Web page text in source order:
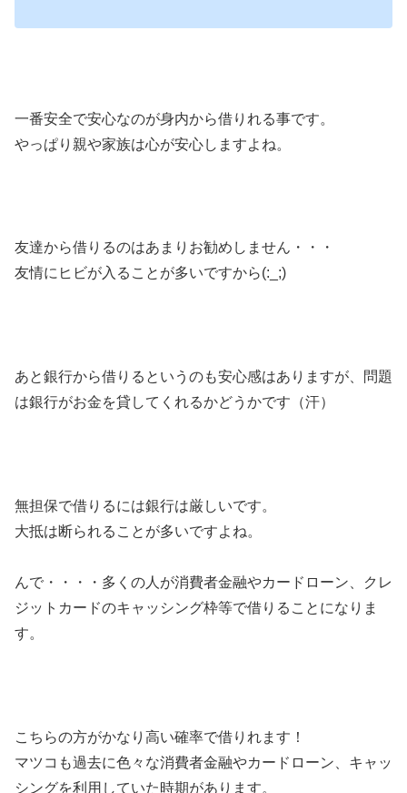
一番安全で安心なのが身内から借りれる事です。
やっぱり親や家族は心が安心しますよね。
友達から借りるのはあまりお勧めしません・・・
友情にヒビが入ることが多いですから(:_;)
あと銀行から借りるというのも安心感はありますが、問題
は銀行がお金を貸してくれるかどうかです（汗）
無担保で借りるには銀行は厳しいです。
大抵は断られることが多いですよね。
んで・・・・多くの人が消費者金融やカードローン、クレ
ジットカードのキャッシング枠等で借りることになりま
す。
こちらの方がかなり高い確率で借りれます！
マツコも過去に色々な消費者金融やカードローン、キャッ
シングを利用していた時期があります。